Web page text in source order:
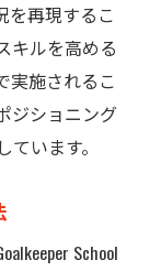
を再現するこ
キルを高める
実施されるこ
ジショニング
います。
School